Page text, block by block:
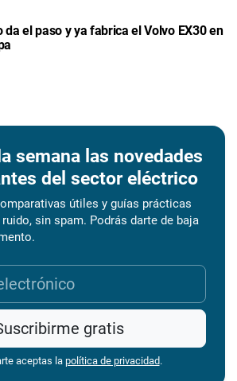
da el paso y ya fabrica el Volvo EX30 en
semana las novedades
del sector eléctrico
útiles y guías prácticas
sin spam. Podrás darte de baja
gratis
aceptas la política de privacidad.